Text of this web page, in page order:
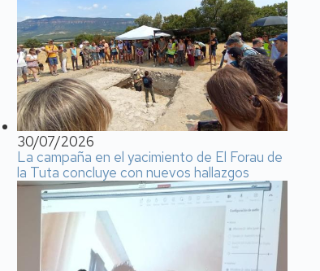
30/07/2026
La campaña en el yacimiento de El Forau de
la Tuta concluye con nuevos hallazgos